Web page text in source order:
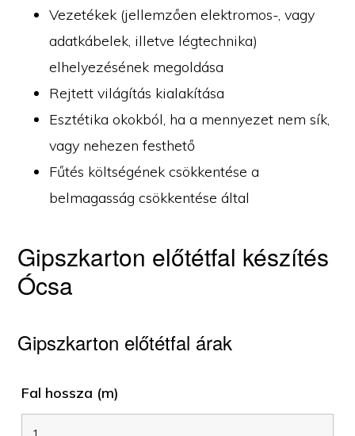
Vezetékek (jellemzően elektromos-, vagy
adatkábelek, illetve légtechnika)
elhelyezésének megoldása
Rejtett világítás kialakítása
Esztétika okokból, ha a mennyezet nem sík,
vagy nehezen festhető
Fűtés költségének csökkentése a
belmagasság csökkentése által
Gipszkarton előtétfal készítés
Ócsa
Gipszkarton előtétfal árak
Fal hossza (m)